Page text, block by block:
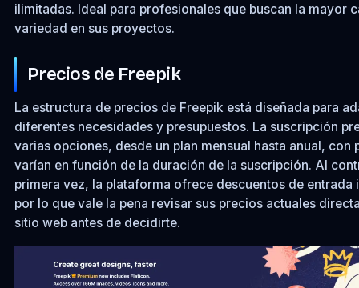
ilimitadas. Ideal para profesionales que buscan la mayor
variedad en sus proyectos.
Precios de Freepik
La estructura de precios de Freepik está diseñada para
diferentes necesidades y presupuestos. La suscripción
varias opciones, desde un plan mensual hasta anual, con
varían en función de la duración de la suscripción. Al
primera vez, la plataforma ofrece descuentos de entrada
por lo que vale la pena revisar sus precios actuales
sitio web antes de decidirte.